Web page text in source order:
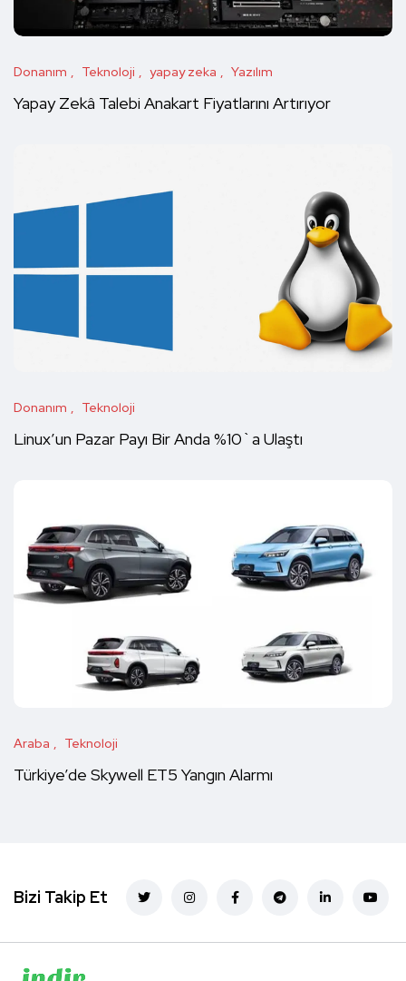
Donanım Teknoloji yapay zeka Yazılım
Yapay Zekâ Talebi Anakart Fiyatlarını Artırıyor
Donanım Teknoloji
Linux’un Pazar Payı Bir Anda %10`a Ulaştı
Araba Teknoloji
Türkiye’de Skywell ET5 Yangın Alarmı
Bizi Takip Et